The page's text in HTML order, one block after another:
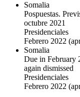
Somalia
Pospuestas.
octubre 2021
Presidenciales
Febrero 2022
Somalia
Due in February
again dismissed
Presidenciales
Febrero 2022